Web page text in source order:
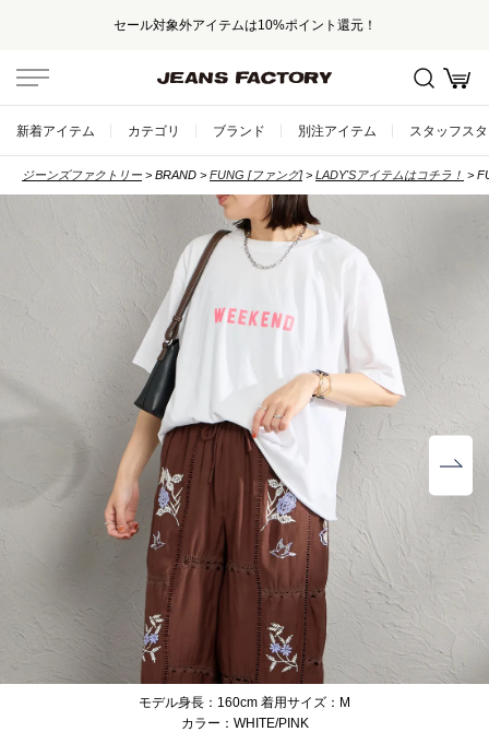
セール対象外アイテムは10%ポイント還元！
新着アイテム カテゴリ ブランド 別注アイテム スタッフス
ジーンズファクトリー BRAND FUNG [ファング] LADY'Sアイテムはコチラ！
モデル身長：160cm 着用サイズ：M
WHITE/PINK